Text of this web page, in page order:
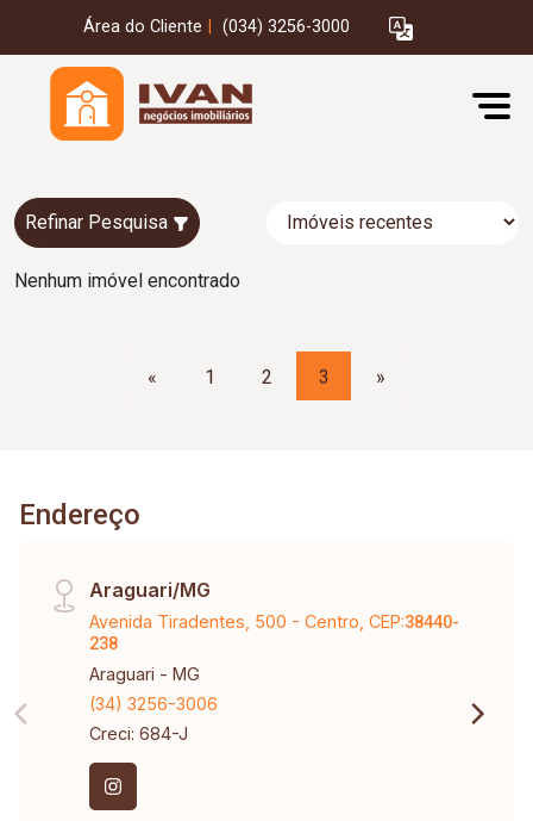
Área do Cliente (034) 3256-3000
Refinar Pesquisa
Nenhum imóvel encontrado
« 1 2 3 »
Endereço
Araguari/MG
Avenida Tiradentes, 500 - Centro, CEP:38440-
238
Araguari - MG
(34) 3256-3006
Creci: 684-J